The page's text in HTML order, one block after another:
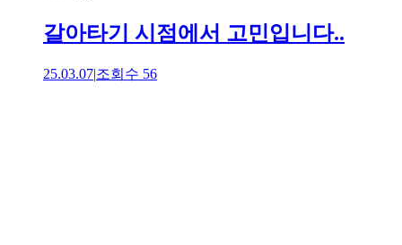
갈아타기 시점에서 고민입니다..
25.03.07|조회수 56